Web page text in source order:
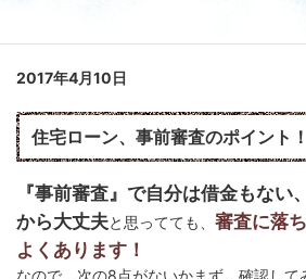
2017年4月10日
住宅ローン、事前審査のポイント！
『事前審査』で自分は借金もない
から大丈夫と思ってても、 審査に落
よくあります！
なので、次の8点がないかまず、確認して